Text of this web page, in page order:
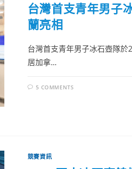
台灣首支青年男子
蘭亮相
台灣首支青年男子冰石壺隊
居加拿...
5 COMMENTS
競賽資訊